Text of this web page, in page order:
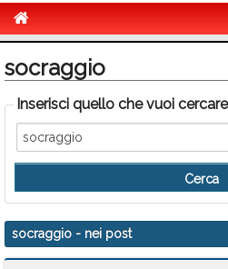
Politica
Sport
Eventi
Info Utili
Rubriche
Calendario
socraggio
Inserisci quello che vuoi cercare
socraggio - nei post